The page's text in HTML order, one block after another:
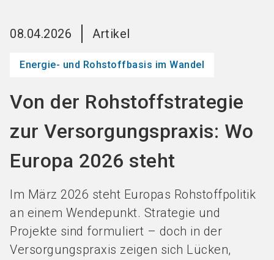
werden
08.04.2026 Artikel
Energie- und Rohstoffbasis im Wandel
Von der Rohstoffstrategie
zur Versorgungspraxis: Wo
Europa 2026 steht
Im März 2026 steht Europas Rohstoffpolitik
an einem Wendepunkt. Strategie und
Projekte sind formuliert – doch in der
Versorgungspraxis zeigen sich Lücken,